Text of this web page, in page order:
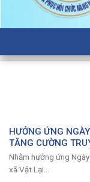
HƯỞNG ỨNG
TĂNG CƯỜNG
SỨC KHỎE CỘNG
Nhằm hưởng ứng
xã Vật Lại...